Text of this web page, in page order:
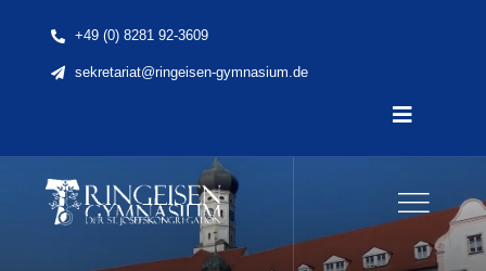
content
+49 (0) 8281 92-3609
sekretariat@ringeisen-gymnasium.de
Toggle